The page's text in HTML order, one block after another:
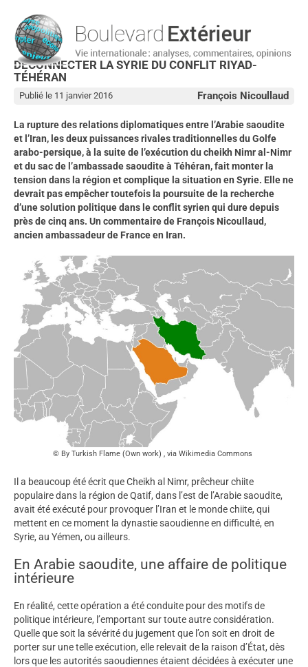
DÉCONNECTER LA SYRIE DU CONFLIT RIYAD-
TÉHÉRAN
François Nicoullaud
Publié le 11 janvier 2016
La rupture des relations diplomatiques entre l’Arabie saoudite
et l’Iran, les deux puissances rivales traditionnelles du Golfe
arabo-persique, à la suite de l’exécution du cheikh Nimr al-Nimr
et du sac de l’ambassade saoudite à Téhéran, fait monter la
tension dans la région et complique la situation en Syrie. Elle ne
devrait pas empêcher toutefois la poursuite de la recherche
d’une solution politique dans le conflit syrien qui dure depuis
près de cinq ans. Un commentaire de François Nicoullaud,
ancien ambassadeur de France en Iran.
By Turkish Flame (Own work) , via Wikimedia Commons
Il a beaucoup été écrit que Cheikh al Nimr, prêcheur chiite
populaire dans la région de Qatif, dans l’est de l’Arabie saoudite,
avait été exécuté pour provoquer l’Iran et le monde chiite, qui
mettent en ce moment la dynastie saoudienne en difficulté, en
Syrie, au Yémen, ou ailleurs.
En Arabie saoudite, une affaire de politique
intérieure
En réalité, cette opération a été conduite pour des motifs de
politique intérieure, l’emportant sur toute autre considération.
Quelle que soit la sévérité du jugement que l’on soit en droit de
porter sur une telle exécution, elle relevait de la raison d’État, dès
lors que les autorités saoudiennes étaient décidées à exécuter une